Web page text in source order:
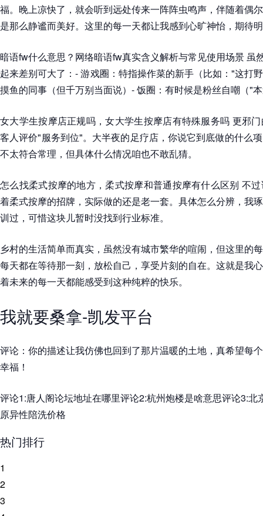
福。晚上凉快了，就会听到远处传来一阵阵虫鸣声，伴随着偶
是那么静谧而美好。这里的每一天都让我感到心旷神怡，期待
暗语fw什么意思？网络暗语fw真实含义解析与常见使用场景 虽
起来差别可大了：- 游戏圈：特指操作菜的新手（比如："这打
摸鱼的同事（但千万别当面说）- 饭圈：有时候是粉丝自嘲（"
女大学生按摩店正规吗，女大学生按摩店有特殊服务吗 更邪
客人评价"服务到位"。大半夜的足疗店，你说它到底做的什么
不太符合常理，但具体什么情况咱也不敢乱猜。
怎么找柔式按摩的地方，柔式按摩和普通按摩有什么区别 不
着柔式按摩的招牌，实际做的还是老一套。具体怎么分辨，我
训过，可惜这块儿暂时没找到行业标准。
乡村的生活简单而真实，虽然没有城市繁华的喧闹，但这里的
每天都在等待那一刻，放松自己，享受片刻的自在。这就是我
着未来的每一天都能感受到这种纯粹的快乐。
我就要桑拿-凯发平台
评论：你的描述让我仿佛也回到了那片温暖的土地，真希望每
幸福！
评论1:唐人阁论坛地址在哪里评论2:杭州炮楼是啥意思评论3:北
原异性陪洗价格
热门排行
1
2
3